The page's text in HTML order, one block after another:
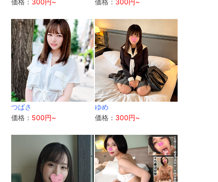
価格： 300円~ 価格： 300円~
つばさ
価格： 500円~
ゆめ
価格： 300円~